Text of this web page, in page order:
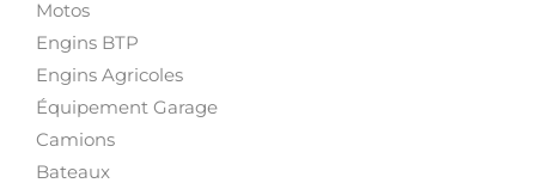
Motos
Engins BTP
Engins Agricoles
Équipement Garage
Camions
Bateaux